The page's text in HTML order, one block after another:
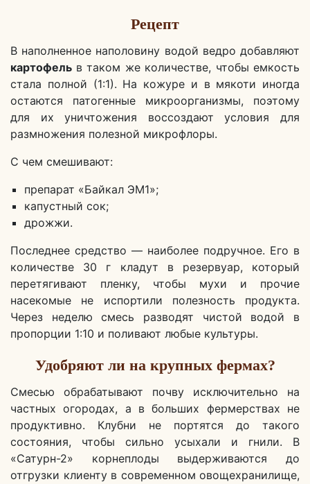
Рецепт
В наполненное наполовину водой ведро добавляют
картофель в таком же количестве, чтобы емкость
стала полной (1:1). На кожуре и в мякоти иногда
остаются патогенные микроорганизмы, поэтому
для их уничтожения воссоздают условия для
размножения полезной микрофлоры.
С чем смешивают:
препарат «Байкал ЭМ1»;
капустный сок;
дрожжи.
Последнее средство — наиболее подручное. Его в
количестве 30 г кладут в резервуар, который
перетягивают пленку, чтобы мухи и прочие
насекомые не испортили полезность продукта.
Через неделю смесь разводят чистой водой в
пропорции 1:10 и поливают любые культуры.
Удобряют ли на крупных фермах?
Смесью обрабатывают почву исключительно на
частных огородах, а в больших фермерствах не
продуктивно. Клубни не портятся до такого
состояния, чтобы сильно усыхали и гнили. В
«Сатурн-2» корнеплоды выдерживаются до
отгрузки клиенту в современном овощехранилище,